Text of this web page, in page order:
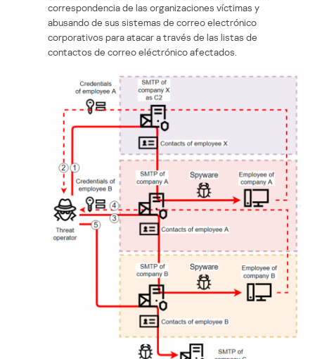
correspondencia de las organizaciones víctimas y
abusando de sus sistemas de correo electrónico
corporativos para atacar a través de las listas de
contactos de correo eléctrónico afectados.